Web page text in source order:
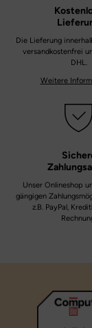
Die Lieferung
versandkostenfrei
DHL.
Weitere
Unser Onlineshop
gängigen
z.B. PayPal,